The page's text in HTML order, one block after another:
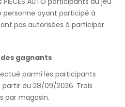
ayant participé à
pas autorisées à participer.
gagnants
parmi les participants
partir du 28/09/2026. Trois
par magasin.